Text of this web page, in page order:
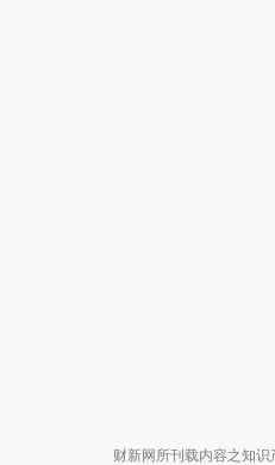
财新网所刊载内容之知